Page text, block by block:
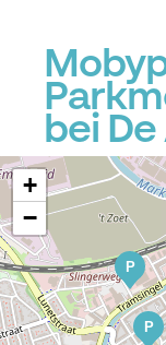
bei
P
P
+
−